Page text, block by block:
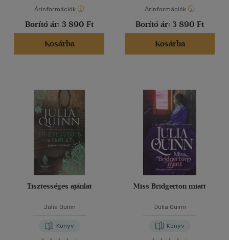
Árinformációk
Borító ár: 3 890 Ft
Kosárba
Árinformációk
Borító ár: 3 890 Ft
Kosárba
Tisztességes ajánlat
Julia Quinn
Könyv
Miss Bridgerton miatt
Julia Quinn
Könyv